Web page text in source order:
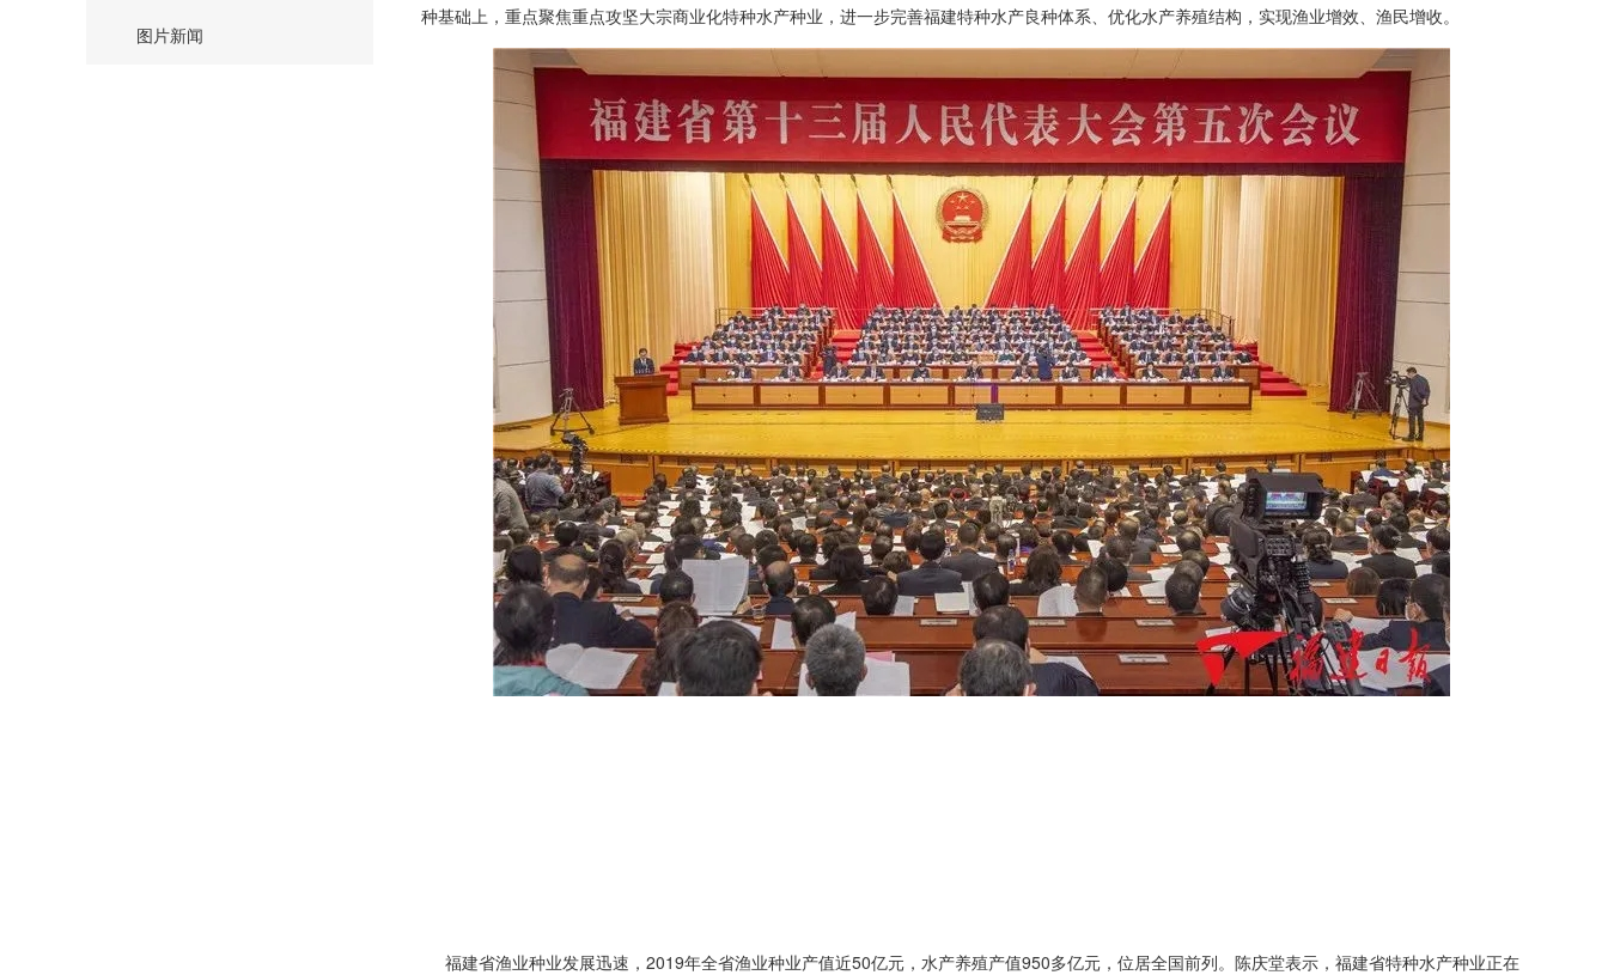
图片新闻
种基础上，重点聚焦重点攻坚大宗商业化特种水产种业，进一步完善福建特种水产良种体系、优化水产养殖结构，实现渔业增效、渔民增收。
福建省渔业种业发展迅速，2019年全省渔业种业产值近50亿元，水产养殖产值950多亿元，位居全国前列。陈庆堂表示，福建省特种水产种业正在